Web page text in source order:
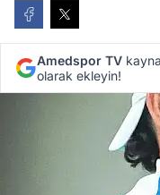
Amedspor TV
olarak ekleyin!